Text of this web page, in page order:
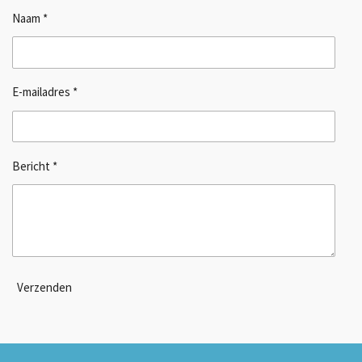
Naam *
E-mailadres *
Bericht *
Verzenden